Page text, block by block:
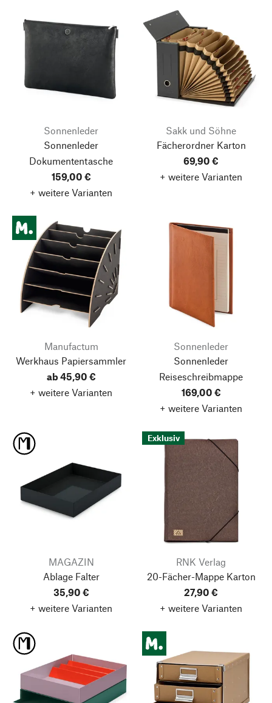
Sonnenleder
Sonnenleder
Dokumententasche
159,00 €
+ weitere Varianten
Sakk und Söhne
Fächerordner Karton
69,90 €
+ weitere Varianten
Manufactum
Werkhaus Papiersammler
ab 45,90 €
+ weitere Varianten
Sonnenleder
Sonnenleder
Reiseschreibmappe
169,00 €
+ weitere Varianten
MAGAZIN
Ablage Falter
35,90 €
+ weitere Varianten
Exklusiv
RNK Verlag
20-Fächer-Mappe Karton
27,90 €
+ weitere Varianten